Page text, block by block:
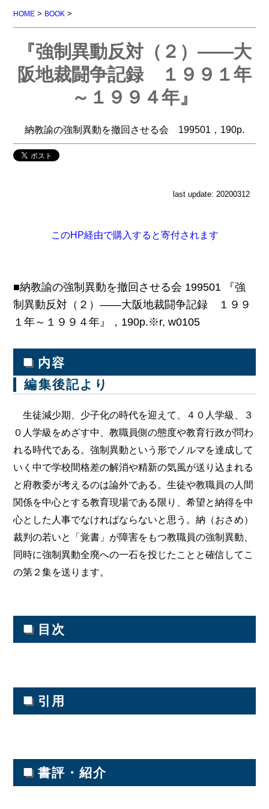
HOME > BOOK >
『強制異動反対（２）――大
阪地裁闘争記録 １９９１年
～１９９４年』
納教諭の強制異動を撤回させる会 199501，190p.
last update: 20200312
このHP経由で購入すると寄付されます
■納教諭の強制異動を撤回させる会 199501 『強
制異動反対（２）――大阪地裁闘争記録 １９９
１年～１９９４年』，190p.※r, w0105
■ 内容
編集後記より
生徒減少期、少子化の時代を迎えて、４０人学級、３
０人学級をめざす中、教職員側の態度や教育行政が問わ
れる時代である。強制異動という形でノルマを達成して
いく中で学校間格差の解消や精新の気風が送り込まれる
と府教委が考えるのは論外である。生徒や教職員の人間
関係を中心とする教育現場である限り、希望と納得を中
心とした人事でなければならないと思う。納（おさめ）
裁判の若いと「覚書」が障害をもつ教職員の強制異動、
同時に強制異動全廃への一石を投じたことと確信してこ
の第２集を送ります。
■ 目次
■ 引用
■ 書評・紹介